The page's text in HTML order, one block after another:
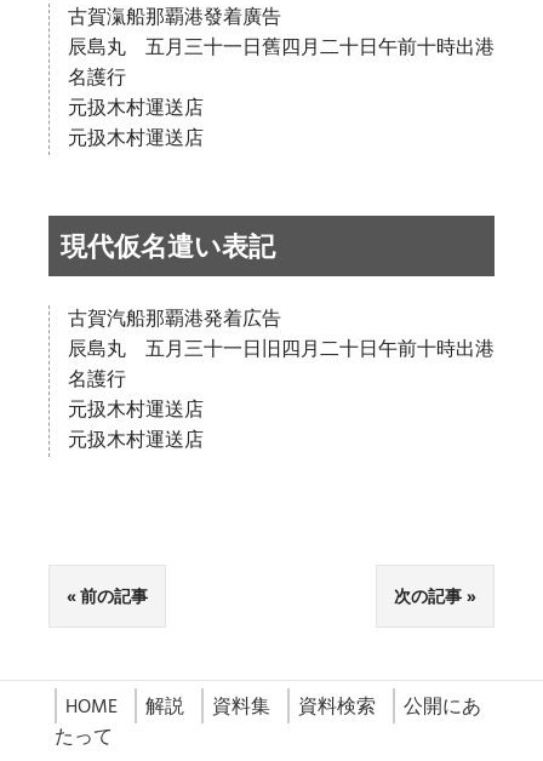
古賀滊船那覇港發着廣告
辰島丸 五月三十一日舊四月二十日午前十時出港
名護行
元扱木村運送店
元扱木村運送店
現代仮名遣い表記
古賀汽船那覇港発着広告
辰島丸 五月三十一日旧四月二十日午前十時出港
名護行
元扱木村運送店
元扱木村運送店
前の記事 次の記事
HOME 解説 資料集 資料検索
公開にあ
たって